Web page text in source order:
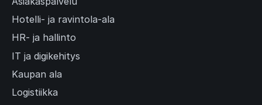
Hotelli- ja ravintola-ala
HR- ja hallinto
IT ja digikehitys
Kaupan ala
Logistiikka